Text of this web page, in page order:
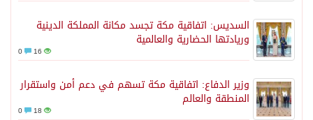
السديس: اتفاقية مكة تجسد مكانة المملكة الدينية
وريادتها الحضارية والعالمية
16
وزير الدفاع: اتفاقية مكة تسهم في دعم أمن واستقرار
المنطقة والعالم
18